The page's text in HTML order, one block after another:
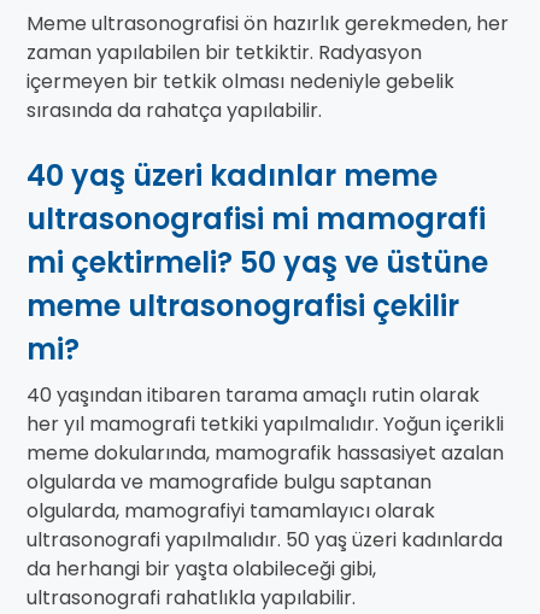
Meme ultrasonografisi ön hazırlık gerekmeden, her
zaman yapılabilen bir tetkiktir. Radyasyon
içermeyen bir tetkik olması nedeniyle gebelik
sırasında da rahatça yapılabilir.
40 yaş üzeri kadınlar meme
ultrasonografisi mi mamografi
mi çektirmeli? 50 yaş ve üstüne
meme ultrasonografisi çekilir
mi?
40 yaşından itibaren tarama amaçlı rutin olarak
her yıl mamografi tetkiki yapılmalıdır. Yoğun içerikli
meme dokularında, mamografik hassasiyet azalan
olgularda ve mamografide bulgu saptanan
olgularda, mamografiyi tamamlayıcı olarak
ultrasonografi yapılmalıdır. 50 yaş üzeri kadınlarda
da herhangi bir yaşta olabileceği gibi,
ultrasonografi rahatlıkla yapılabilir.